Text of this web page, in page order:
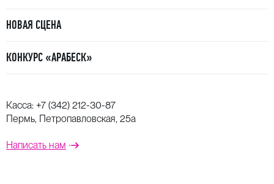
НОВАЯ СЦЕНА
КОНКУРС «АРАБЕСК»
Касса: +7 (342) 212-30-87
Пермь, Петропавловская, 25а
Написать нам